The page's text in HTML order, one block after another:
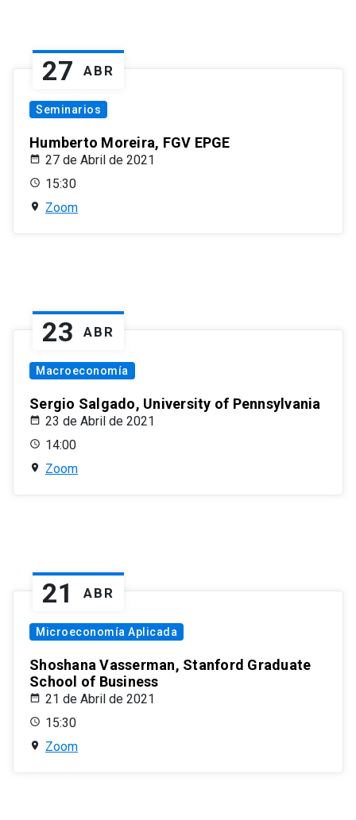
27 ABR
Seminarios
Humberto Moreira, FGV EPGE
27 de Abril de 2021
15:30
Zoom
23 ABR
Macroeconomía
Sergio Salgado, University of Pennsylvania
23 de Abril de 2021
14:00
Zoom
21 ABR
Microeconomía Aplicada
Shoshana Vasserman, Stanford Graduate
School of Business
21 de Abril de 2021
15:30
Zoom